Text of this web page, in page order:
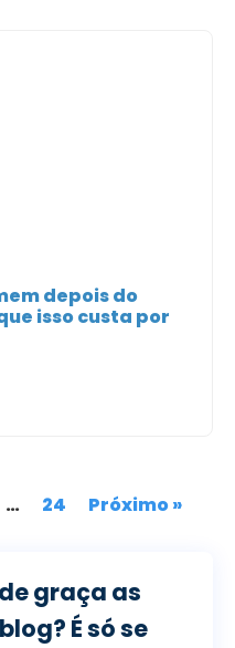
depois do
isso custa por
… 24 Próximo »
graça as
É só se